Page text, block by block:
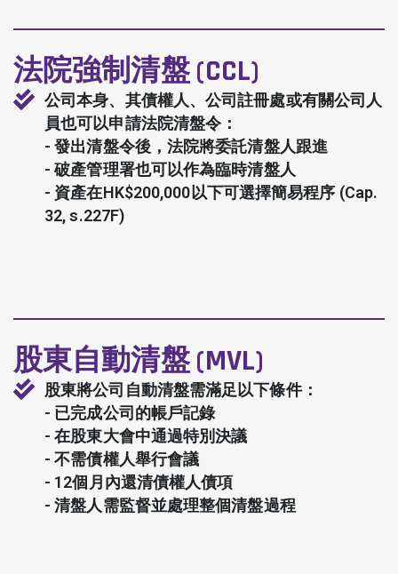
法院強制清盤 (CCL)
公司本身、其債權人、公司註冊處或有關公司人
員也可以申請法院清盤令：
- 發出清盤令後，法院將委託清盤人跟進
- 破產管理署也可以作為臨時清盤人
- 資產在HK$200,000以下可選擇簡易程序 (Cap.
32, s.227F)
股東自動清盤 (MVL)
股東將公司自動清盤需滿足以下條件：
- 已完成公司的帳戶記錄
- 在股東大會中通過特別決議
- 不需債權人舉行會議
- 12個月內還清債權人債項
- 清盤人需監督並處理整個清盤過程